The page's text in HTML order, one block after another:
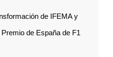
de IFEMA y
de España de F1